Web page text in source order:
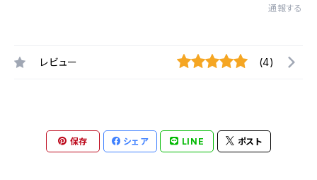
通報する
レビュー (4)
保存 シェア LINE ポスト